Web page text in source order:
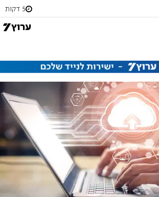
5 דקות